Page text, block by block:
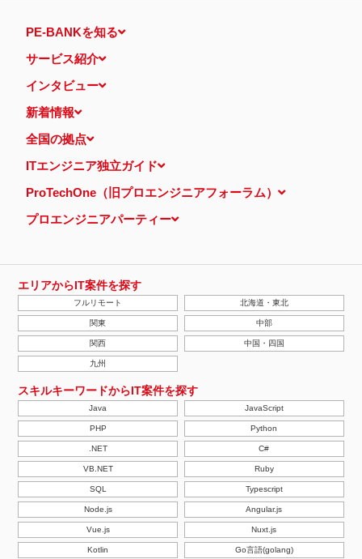
PE-BANKを知る
サービス紹介
インタビュー
新着情報
全国の拠点
ITエンジニア独立ガイド
ProTechOne（旧プロエンジニアフォーラム）
プロエンジニアパーティー
エリアからIT案件を探す
フルリモート 北海道・東北
関東 中部
関西 中国・四国
九州
スキルキーワードからIT案件を探す
Java JavaScript
PHP Python
.NET C#
VB.NET Ruby
SQL Typescript
Node.js Angular.js
Vue.js Nuxt.js
Kotlin Go言語(golang)